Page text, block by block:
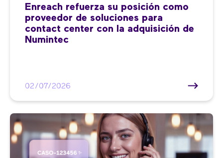
Enreach refuerza su posición como
proveedor de soluciones para
contact center con la adquisición de
Numintec
02/07/2026